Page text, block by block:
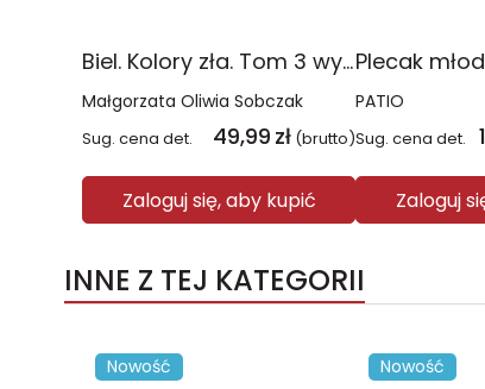
Biel. Kolory zła. Tom 3 wyd. 2025
Małgorzata Oliwia Sobczak
Sug. cena det. 49,99 zł (brutto)
Zaloguj się, aby kupić
PATIO
Sug. cena det.
Zaloguj
INNE Z TEJ KATEGORII
Nowość Nowość